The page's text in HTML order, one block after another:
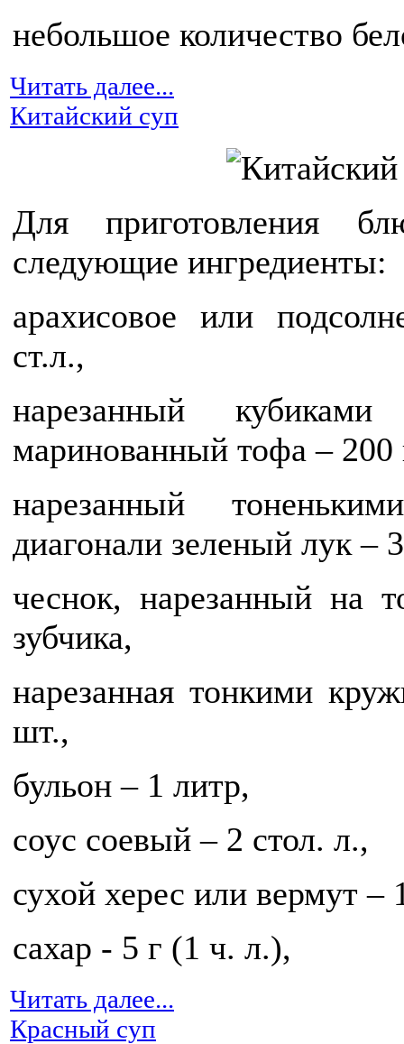
небольшое количество
Читать далее...
Китайский суп
Для приготовления
следующие ингредиенты:
арахисовое или
ст.л.,
нарезанный
маринованный тофа – 200
нарезанный
диагонали зеленый лук –
чеснок, нарезанный на
зубчика,
нарезанная тонкими
шт.,
бульон – 1 литр,
соус соевый – 2 стол. л.,
сухой херес или вермут –
сахар - 5 г (1 ч. л.),
Читать далее...
Красный суп